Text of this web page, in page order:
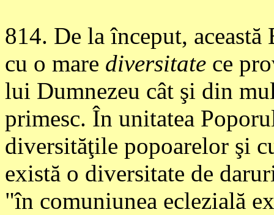
814. De la început,
cu o mare diversitate ce
lui Dumnezeu cât şi din
primesc. În unitatea
diversităţile popoarelor şi
există o diversitate de
"în comuniunea eclezială